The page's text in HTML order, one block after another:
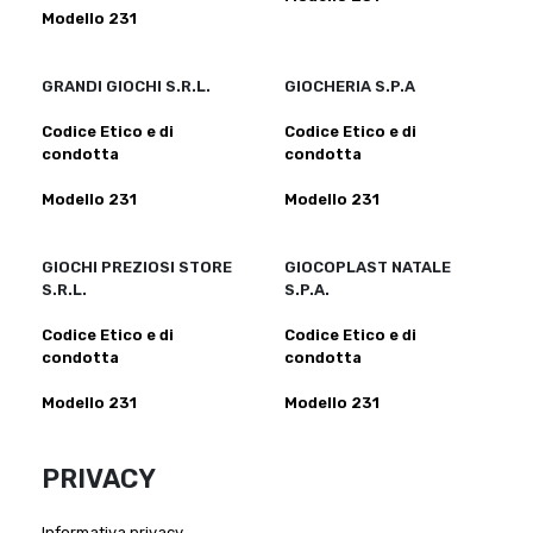
Modello 231
GRANDI GIOCHI S.R.L.
Codice Etico e di
condotta
Modello 231
GIOCHERIA S.P.A
Codice Etico e di
condotta
Modello 231
GIOCHI PREZIOSI STORE
S.R.L.
Codice Etico e di
condotta
Modello 231
GIOCOPLAST NATALE
S.P.A.
Codice Etico e di
condotta
Modello 231
PRIVACY